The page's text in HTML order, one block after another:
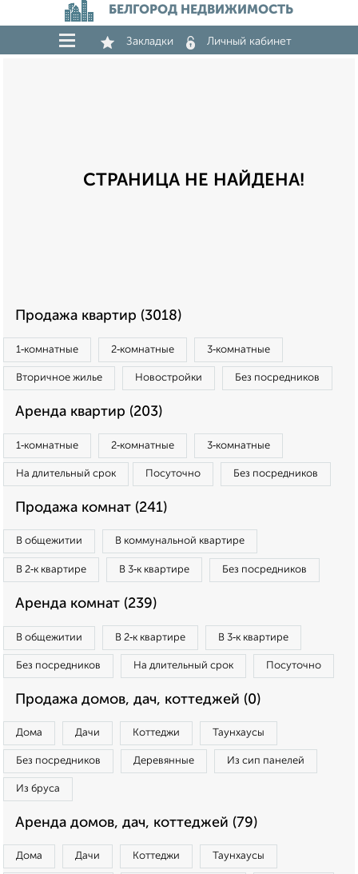
БЕЛГОРОД НЕДВИЖИМОСТЬ
Закладки Личный кабинет
СТРАНИЦА НЕ НАЙДЕНА!
Продажа квартир (3018)
1‑комнатные 2‑комнатные 3‑комнатные
Вторичное жилье Новостройки Без посредников
Аренда квартир (203)
1‑комнатные 2‑комнатные 3‑комнатные
На длительный срок Посуточно Без посредников
Продажа комнат (241)
В общежитии В коммунальной квартире
В 2‑к квартире В 3‑к квартире Без посредников
Аренда комнат (239)
В общежитии В 2‑к квартире В 3‑к квартире
Без посредников На длительный срок Посуточно
Продажа домов, дач, коттеджей (0)
Дома Дачи Коттеджи Таунхаусы
Без посредников Деревянные Из сип панелей
Из бруса
Аренда домов, дач, коттеджей (79)
Дома Дачи Коттеджи Таунхаусы